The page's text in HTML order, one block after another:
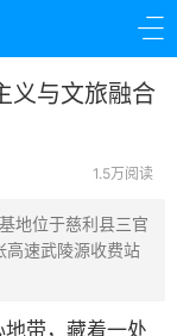
义与文旅融合
1.5万阅读
地位于慈利县三官
速武陵源收费站
带，藏着一处